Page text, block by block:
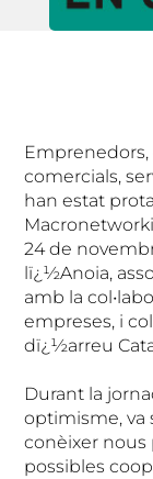
comercials,
han estat
24 de
lï¿½Anoia,
amb la
empreses, i
dï¿½arreu
Durant la
optimisme, va
conèixer nous
possibles